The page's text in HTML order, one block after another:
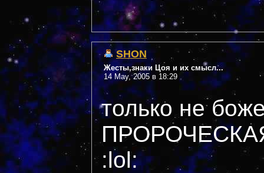
SHON
Жесты,знаки Цоя и их смысл...
14 May, 2005 в 18:29
только не
:lol: